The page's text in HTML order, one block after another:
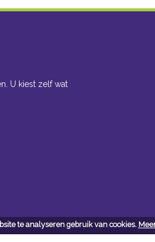
te analyseren gebruik van cookies.
Openingsuren toonzaal
U kiest zelf wat